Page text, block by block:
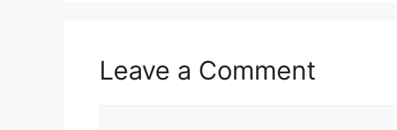
Leave a Comment